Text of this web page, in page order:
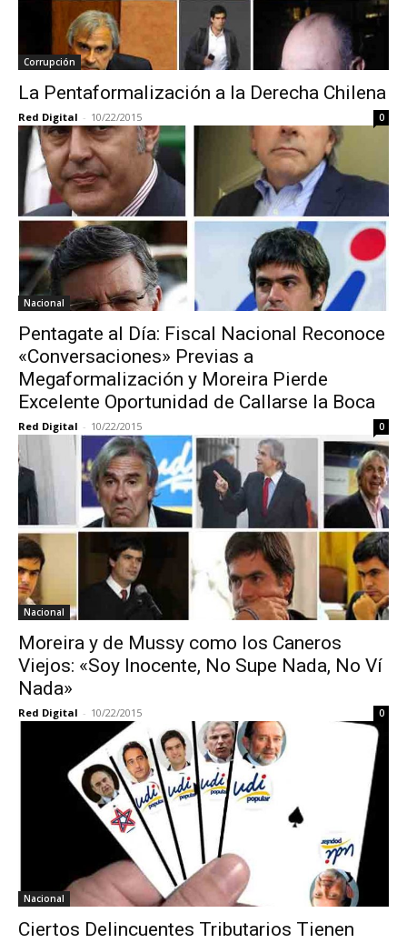
Corrupción
La Pentaformalización a la Derecha Chilena
Red Digital - 10/22/2015 0
Nacional
Pentagate al Día: Fiscal Nacional Reconoce
«Conversaciones» Previas a
Megaformalización y Moreira Pierde
Excelente Oportunidad de Callarse la Boca
Red Digital - 10/22/2015 0
Nacional
Moreira y de Mussy como los Caneros
Viejos: «Soy Inocente, No Supe Nada, No Ví
Nada»
Red Digital - 10/22/2015 0
Nacional
Ciertos Delincuentes Tributarios Tienen